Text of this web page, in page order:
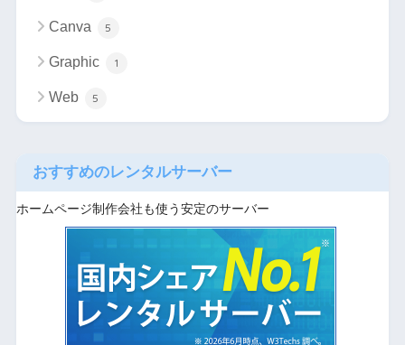
Canva 5
Graphic 1
Web 5
おすすめのレンタルサーバー
ホームページ制作会社も使う安定のサーバー